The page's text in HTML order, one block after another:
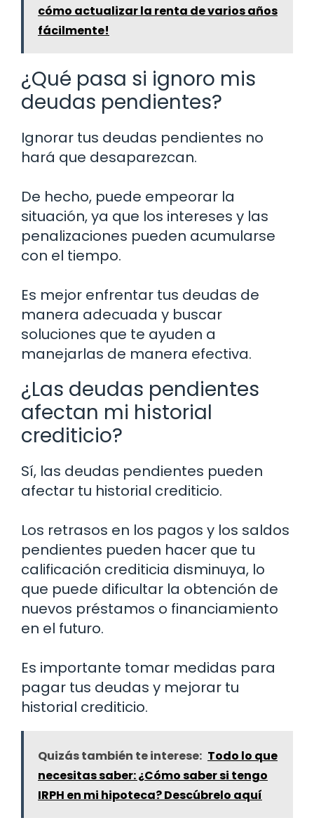
cómo actualizar la renta de varios años
fácilmente!
¿Qué pasa si ignoro mis
deudas pendientes?
Ignorar tus deudas pendientes no
hará que desaparezcan.
De hecho, puede empeorar la
situación, ya que los intereses y las
penalizaciones pueden acumularse
con el tiempo.
Es mejor enfrentar tus deudas de
manera adecuada y buscar
soluciones que te ayuden a
manejarlas de manera efectiva.
¿Las deudas pendientes
afectan mi historial
crediticio?
Sí, las deudas pendientes pueden
afectar tu historial crediticio.
Los retrasos en los pagos y los saldos
pendientes pueden hacer que tu
calificación crediticia disminuya, lo
que puede dificultar la obtención de
nuevos préstamos o financiamiento
en el futuro.
Es importante tomar medidas para
pagar tus deudas y mejorar tu
historial crediticio.
Quizás también te interese: Todo lo que
necesitas saber: ¿Cómo saber si tengo
IRPH en mi hipoteca? Descúbrelo aquí